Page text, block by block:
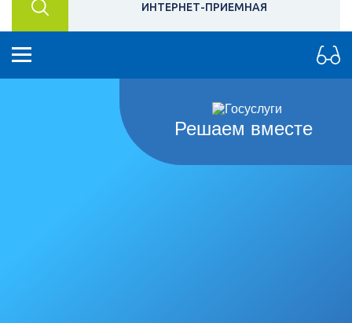
ИНТЕРНЕТ-ПРИЕМНАЯ
Решаем вместе